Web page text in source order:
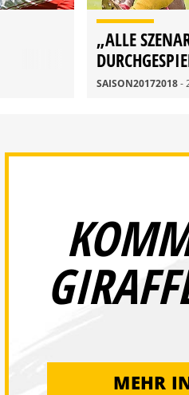
„ALLE
SAISON20172018-
MEHR